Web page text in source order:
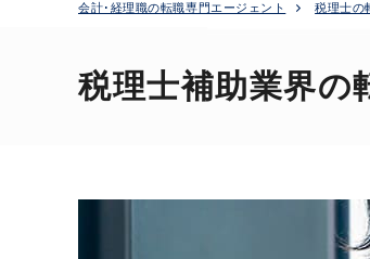
会計･経理職の転職専門エージェント 税理士の
税理士補助業界の